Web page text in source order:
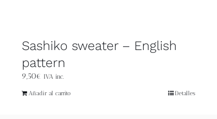
Sashiko sweater – English
pattern
9,50€ IVA inc.
Añadir al carrito Detalles